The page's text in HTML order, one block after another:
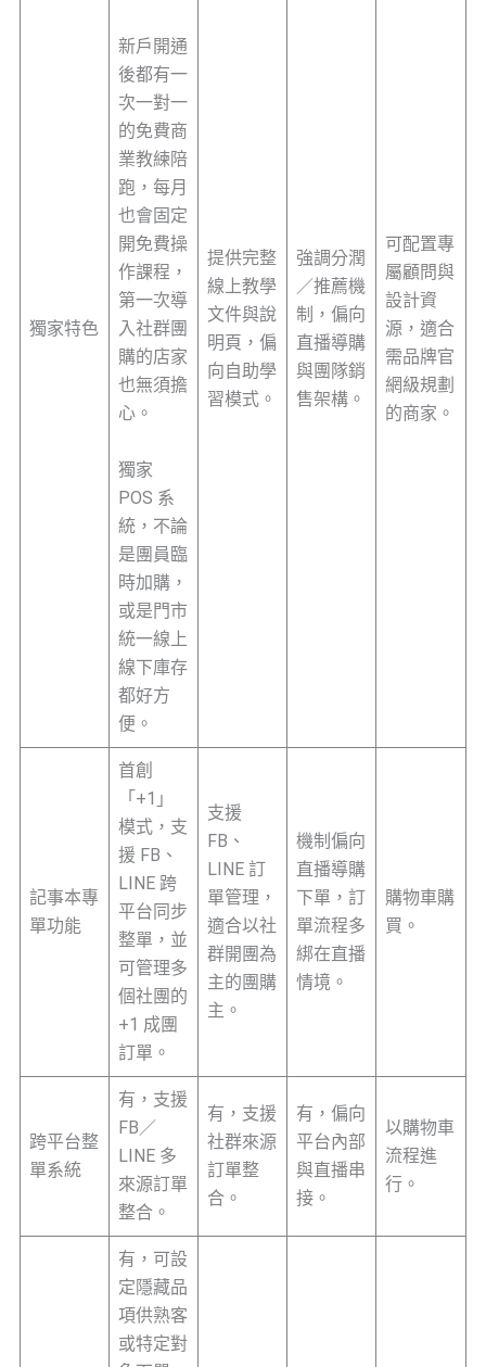
獨家特色
新戶開通
後都有一
次一對一
的免費商
業教練陪
跑，每月
也會固定
開免費操
作課程，
第一次導
入社群團
購的店家
也無須擔
心。
獨家
POS 系
統，不論
是團員臨
時加購，
或是門市
統一線上
線下庫存
都好方
便。
提供完整
線上教學
文件與說
明頁，偏
向自助學
習模式。
強調分潤
／推薦機
制，偏向
直播導購
與團隊銷
售架構。
可配置專
屬顧問與
設計資
源，適合
需品牌官
網級規劃
的商家。
記事本專
單功能
首創
「+1」
模式，支
援 FB、
LINE 跨
平台同步
整單，並
可管理多
個社團的
+1 成團
訂單。
支援
FB、
LINE 訂
單管理，
適合以社
群開團為
主的團購
主。
機制偏向
直播導購
下單，訂
單流程多
綁在直播
情境。
購物車購
買。
跨平台整
單系統
有，支援
FB／
LINE 多
來源訂單
整合。
有，支援
社群來源
訂單整
合。
有，偏向
平台內部
與直播串
接。
以購物車
流程進
行。
有，可設
定隱藏品
項供熟客
或特定對